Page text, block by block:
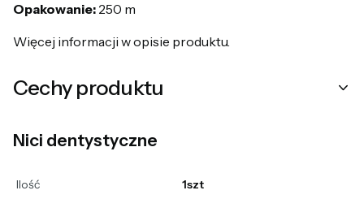
Opakowanie: 250 m
Więcej informacji w opisie produktu.
Cechy produktu
Nici dentystyczne
Ilość
1szt